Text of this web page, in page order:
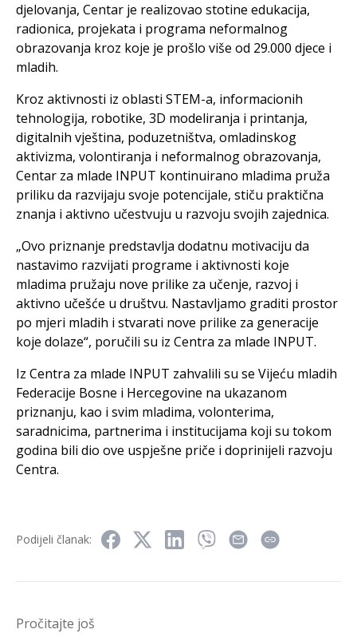
djelovanja, Centar je realizovao stotine edukacija,
radionica, projekata i programa neformalnog
obrazovanja kroz koje je prošlo više od 29.000 djece i
mladih.
Kroz aktivnosti iz oblasti STEM-a, informacionih
tehnologija, robotike, 3D modeliranja i printanja,
digitalnih vještina, poduzetništva, omladinskog
aktivizma, volontiranja i neformalnog obrazovanja,
Centar za mlade INPUT kontinuirano mladima pruža
priliku da razvijaju svoje potencijale, stiču praktična
znanja i aktivno učestvuju u razvoju svojih zajednica.
„Ovo priznanje predstavlja dodatnu motivaciju da
nastavimo razvijati programe i aktivnosti koje
mladima pružaju nove prilike za učenje, razvoj i
aktivno učešće u društvu. Nastavljamo graditi prostor
po mjeri mladih i stvarati nove prilike za generacije
koje dolaze“, poručili su iz Centra za mlade INPUT.
Iz Centra za mlade INPUT zahvalili su se Vijeću mladih
Federacije Bosne i Hercegovine na ukazanom
priznanju, kao i svim mladima, volonterima,
saradnicima, partnerima i institucijama koji su tokom
godina bili dio ove uspješne priče i doprinijeli razvoju
Centra.
Podijeli članak:
Pročitajte još